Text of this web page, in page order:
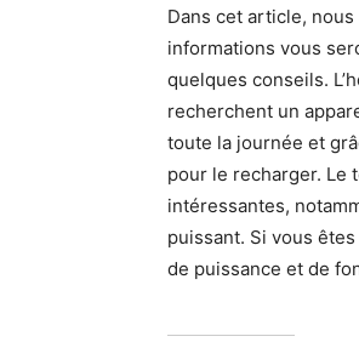
Dans cet article,
informations vous
quelques conseils.
recherchent un
toute la journée et
pour le recharger. Le
intéressantes,
puissant. Si vous
de puissance et de